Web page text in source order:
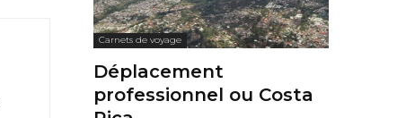
Carnets de voyage
Déplacement
professionnel ou Costa